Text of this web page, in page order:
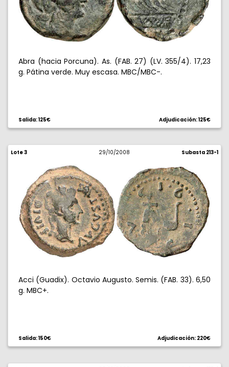
Abra (hacia Porcuna). As. (FAB. 27) (LV. 355/4). 17,23
g. Pátina verde. Muy escasa. MBC/MBC-.
Salida: 125€ Adjudicación: 125€
Lote 3 29/10/2008 Subasta 213-1
Acci (Guadix). Octavio Augusto. Semis. (FAB. 33). 6,50
g. MBC+.
Salida: 150€ Adjudicación: 220€